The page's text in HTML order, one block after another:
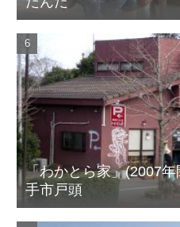
「わかとら家」(2007
手市戸頭